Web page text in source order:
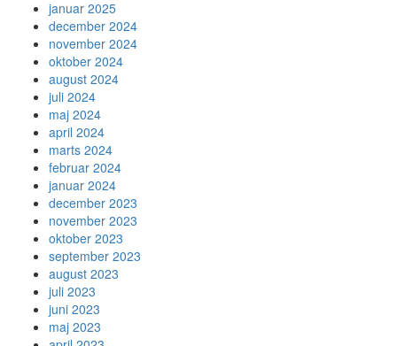
januar 2025
december 2024
november 2024
oktober 2024
august 2024
juli 2024
maj 2024
april 2024
marts 2024
februar 2024
januar 2024
december 2023
november 2023
oktober 2023
september 2023
august 2023
juli 2023
juni 2023
maj 2023